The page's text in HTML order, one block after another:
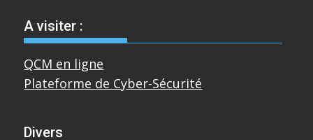
A visiter :
QCM en ligne
Plateforme de Cyber-Sécurité
Divers